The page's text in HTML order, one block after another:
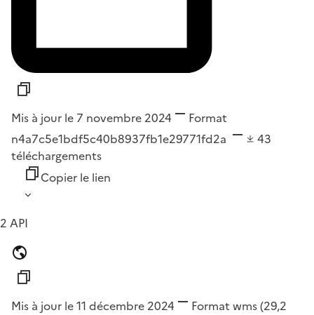
Mis à jour le 7 novembre 2024
Format
n4a7c5e1bdf5c40b8937fb1e29771fd2a
43
téléchargements
Copier le lien
2 API
Mis à jour le 11 décembre 2024 Format wms(29,2